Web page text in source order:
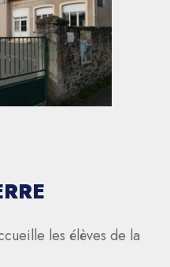
les élèves de la